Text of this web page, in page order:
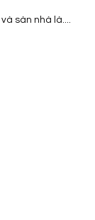
sàn nhà là....